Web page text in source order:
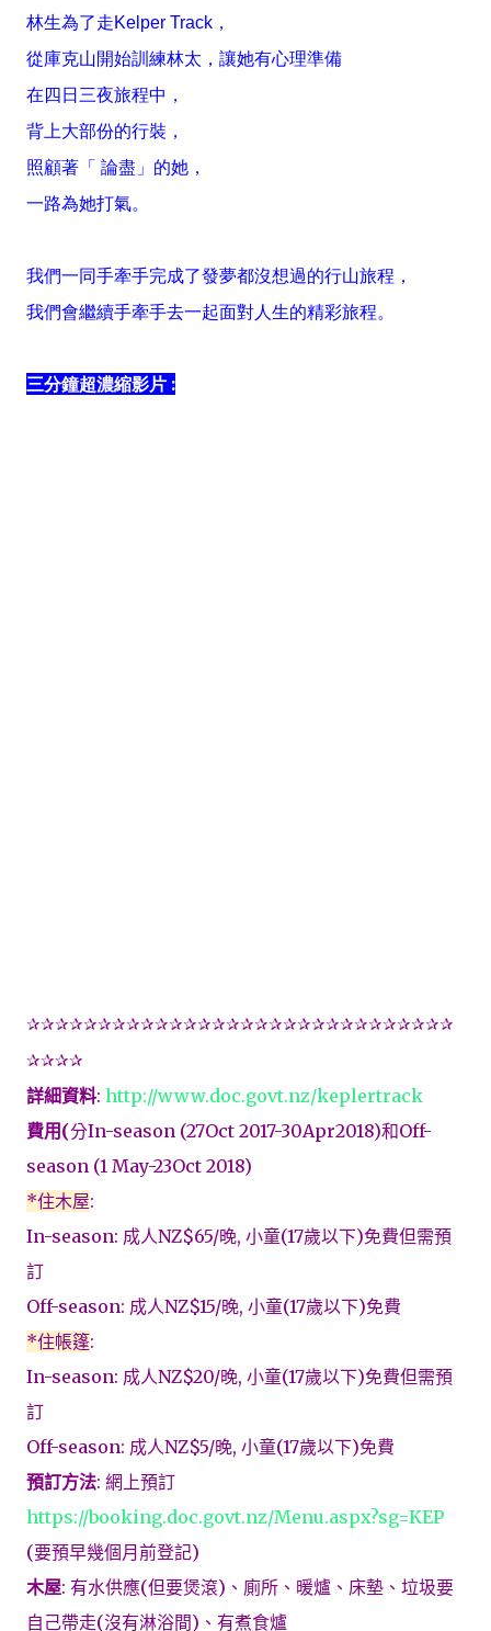
林生為了走Kelper Track，
從庫克山開始訓練林太，讓她有心理準備
在四日三夜旅程中，
背上大部份的行裝，
照顧著「 論盡」的她，
一路為她打氣。
我們一同手牽手完成了發夢都沒想過的行山旅程，
我們會繼續手牽手去一起面對人生的精彩旅程。
三分鐘超濃縮影片 :
✰✰✰✰✰✰✰✰✰✰✰✰✰✰✰✰✰✰✰✰✰✰✰✰✰✰✰✰✰✰
✰✰✰✰
詳細資料: http://www.doc.govt.nz/keplertrack
費用 (分In-season (27Oct 2017-30Apr2018)和Off-
season (1 May-23Oct 2018)
*住木屋:
In-season: 成人NZ$65/晚, 小童(17歲以下)免費但需預
訂
Off-season: 成人NZ$15/晚, 小童(17歲以下)免費
*住帳篷:
In-season: 成人NZ$20/晚, 小童(17歲以下)免費但需預
訂
Off-season: 成人NZ$5/晚, 小童(17歲以下)免費
預訂方法: 網上預訂
https://booking.doc.govt.nz/Menu.aspx?sg=KEP
(要預早幾個月前登記)
木屋: 有水供應(但要煲滾) 、廁所、暖爐、床墊、垃圾要
自己帶走(沒有淋浴間) 、有煮食爐